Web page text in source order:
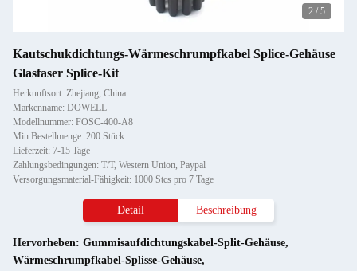
2 / 5
Kautschukdichtungs-Wärmeschrumpfkabel Splice-Gehäuse
Glasfaser Splice-Kit
Herkunftsort: Zhejiang, China
Markenname: DOWELL
Modellnummer: FOSC-400-A8
Min Bestellmenge: 200 Stück
Lieferzeit: 7-15 Tage
Zahlungsbedingungen: T/T, Western Union, Paypal
Versorgungsmaterial-Fähigkeit: 1000 Stcs pro 7 Tage
Detail Beschreibung
Hervorheben: Gummisaufdichtungskabel-Split-Gehäuse,
Wärmeschrumpfkabel-Splisse-Gehäuse,